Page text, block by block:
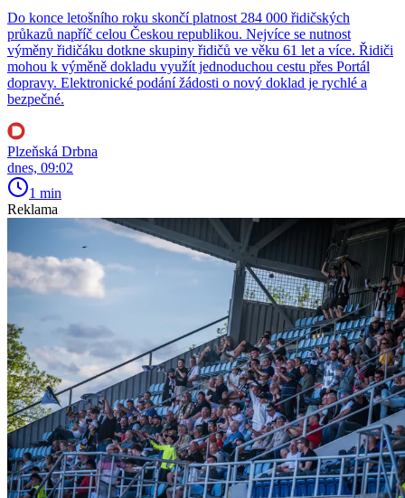
Do konce letošního roku skončí platnost 284 000 řidičských
průkazů napříč celou Českou republikou. Nejvíce se nutnost
výměny řidičáku dotkne skupiny řidičů ve věku 61 let a více. Řidiči
mohou k výměně dokladu využít jednoduchou cestu přes Portál
dopravy. Elektronické podání žádosti o nový doklad je rychlé a
bezpečné.
Plzeňská Drbna
dnes, 09:02
1 min
Reklama